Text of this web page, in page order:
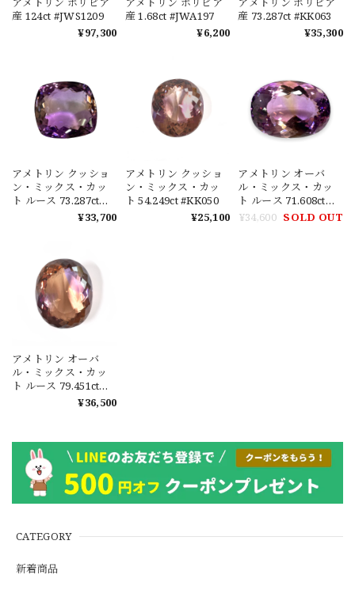
CATEGORY
新着商品
産 124ct #JWS1209
¥97,300
産 1.68ct #JWA197
¥6,200
産 73.287ct #KK063
¥35,300
アメトリン クッショ
ン・ミックス・カッ
ト ルース 73.287ct
¥33,700
アメトリン クッショ
ン・ミックス・カッ
ト 54.249ct #KK050
¥25,100
アメトリン オーバ
ル・ミックス・カッ
ト ルース 71.608ct
#KK047
¥34,600 SOLD OUT
アメトリン オーバ
ル・ミックス・カッ
ト ルース 79.451ct
¥36,500